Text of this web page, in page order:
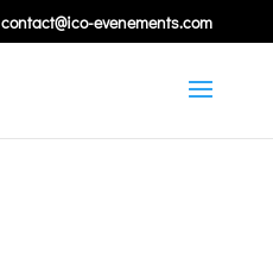
contact@ico-evenements.com